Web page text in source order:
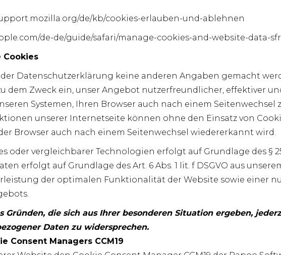
de/kb/cookies-erlauben-und-ablehnen
de-de/guide/safari/manage-cookies-and-website-data-
Cookies
Datenschutzerklärung keine anderen Angaben gemacht
dem Zweck ein, unser Angebot nutzerfreundlicher, effektiver
Systemen, Ihren Browser auch nach einem Seitenwechsel
unserer Internetseite können ohne den Einsatz von
Browser auch nach einem Seitenwechsel wiedererkannt wird.
oder vergleichbarer Technologien erfolgt auf Grundlage des §
erfolgt auf Grundlage des Art. 6 Abs. 1 lit. f DSGVO aus
der optimalen Funktionalität der Website sowie einer
Gründen, die sich aus Ihrer besonderen Situation ergeben,
Daten zu widersprechen.
Consent Managers CCM19